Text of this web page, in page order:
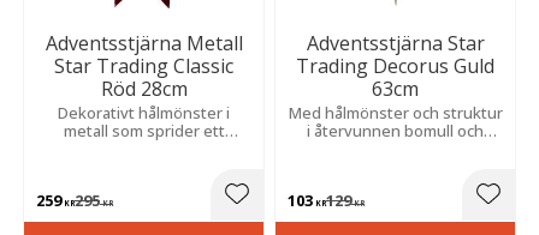
Adventsstjärna Metall
Star Trading Classic
Röd 28cm
Dekorativt hålmönster i
metall som sprider ett
259KR295KR Lägg till i favoriter
Adventsstjärna Star
Trading Decorus Guld
63cm
Med hålmönster och struktur
i återvunnen bomull och
103 KR129KR